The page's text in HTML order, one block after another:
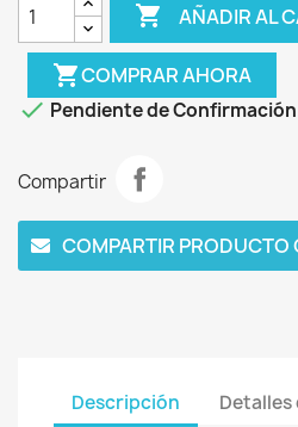
 AÑADIR AL
shopping_cartCOMPRAR AHORA
 Pendiente de
Compartir
COMPARTIR PRODUCTO
Descripción